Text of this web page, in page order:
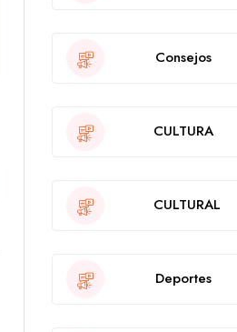
Consejos
CULTURA
CULTURAL
Deportes